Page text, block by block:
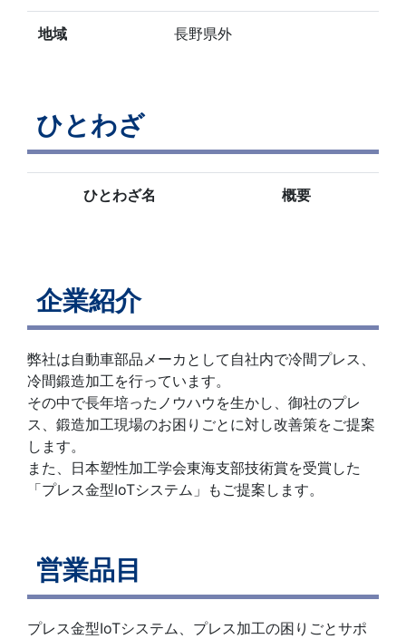
地域 長野県外
ひとわざ
ひとわざ名 概要
企業紹介
弊社は自動車部品メーカとして自社内で冷間プレス、
冷間鍛造加工を行っています。
その中で長年培ったノウハウを生かし、御社のプレ
ス、鍛造加工現場のお困りごとに対し改善策をご提案
します。
また、日本塑性加工学会東海支部技術賞を受賞した
「プレス金型IoTシステム」もご提案します。
営業品目
プレス金型IoTシステム、プレス加工の困りごとサポ